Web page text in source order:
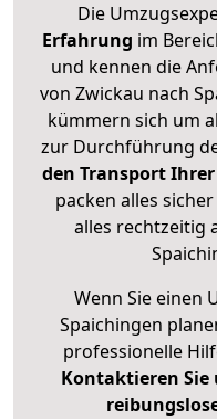
Die
Erfahrung im
und kennen die
von Zwickau nach
kümmern sich um
zur Durchführung
den Transport
packen alles
alles rechtzeitig
Wenn Sie einen
Spaichingen
professionelle
Kontaktieren Sie